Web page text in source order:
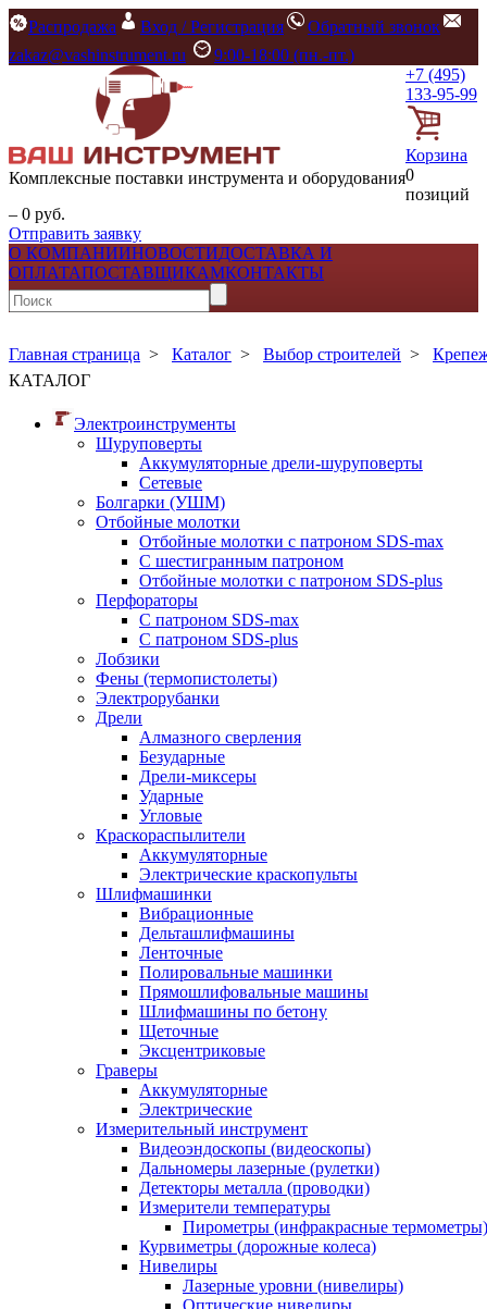
Распродажа Вход / Регистрация
Обратный звонок
zakaz@vashinstrument.ru
9:00-18:00 (пн.-пт.)
Комплексные поставки инструмента и оборудования
+7 (495)
133-95-99
Корзина
0
позиций
– 0 руб.
Отправить заявку
О КОМПАНИИНОВОСТИДОСТАВКА И
ОПЛАТАПОСТАВЩИКАМКОНТАКТЫ
Главная страница > Каталог > Выбор строителей >
КАТАЛОГ
Электроинструменты
Шуруповерты
Аккумуляторные дрели-шуруповерты
Сетевые
Болгарки (УШМ)
Отбойные молотки
Отбойные молотки с патроном SDS-max
С шестигранным патроном
Отбойные молотки с патроном SDS-plus
Перфораторы
С патроном SDS-max
С патроном SDS-plus
Лобзики
Фены (термопистолеты)
Электрорубанки
Дрели
Алмазного сверления
Безударные
Дрели-миксеры
Ударные
Угловые
Краскораспылители
Аккумуляторные
Электрические краскопульты
Шлифмашинки
Вибрационные
Дельташлифмашины
Ленточные
Полировальные машинки
Прямошлифовальные машины
Шлифмашины по бетону
Щеточные
Эксцентриковые
Граверы
Аккумуляторные
Электрические
Измерительный инструмент
Видеоэндоскопы (видеоскопы)
Дальномеры лазерные (рулетки)
Детекторы металла (проводки)
Измерители температуры
Пирометры (инфракрасные термометры)
Курвиметры (дорожные колеса)
Нивелиры
Лазерные уровни (нивелиры)
Оптические нивелиры